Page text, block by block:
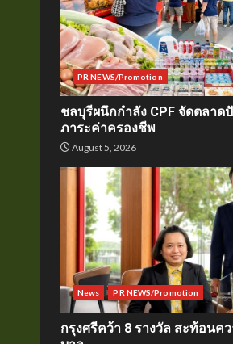
PR NEWS/Promotion
ชลบุรีผนึกกำลัง CPF จัดตลาด
ภาระค่าครองชีพ
August 5, 2026
News PR NEWS/Promotion
กรุงศรีคว้า 8 รางวัล สะท้อนค